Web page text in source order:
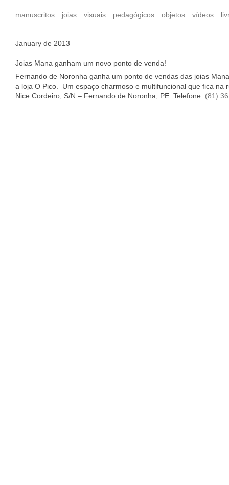
manuscritos joias visuais pedagógicos objetos vídeos
January de 2013
Joias Mana ganham um novo ponto de venda!
Fernando de Noronha ganha um ponto de vendas das joias
a loja O Pico. Um espaço charmoso e multifuncional que fica na
Nice Cordeiro, S/N – Fernando de Noronha, PE. Telefone: (81)